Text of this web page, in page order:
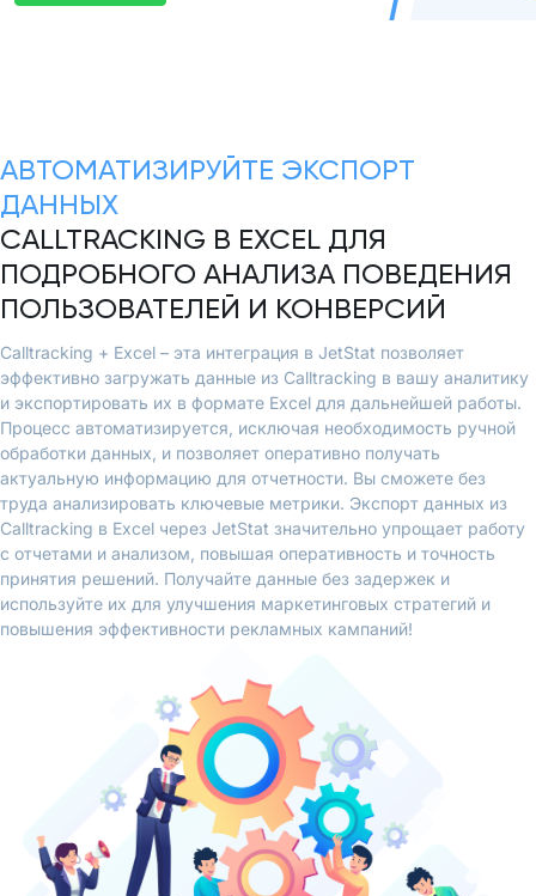
АВТОМАТИЗИРУЙТЕ ЭКСПОРТ
ДАННЫХ
CALLTRACKING В EXCEL ДЛЯ
ПОДРОБНОГО АНАЛИЗА ПОВЕДЕНИЯ
ПОЛЬЗОВАТЕЛЕЙ И КОНВЕРСИЙ
Calltracking + Excel – эта интеграция в JetStat позволяет
эффективно загружать данные из Calltracking в вашу аналитику
и экспортировать их в формате Excel для дальнейшей работы.
Процесс автоматизируется, исключая необходимость ручной
обработки данных, и позволяет оперативно получать
актуальную информацию для отчетности. Вы сможете без
труда анализировать ключевые метрики. Экспорт данных из
Calltracking в Excel через JetStat значительно упрощает работу
с отчетами и анализом, повышая оперативность и точность
принятия решений. Получайте данные без задержек и
используйте их для улучшения маркетинговых стратегий и
повышения эффективности рекламных кампаний!